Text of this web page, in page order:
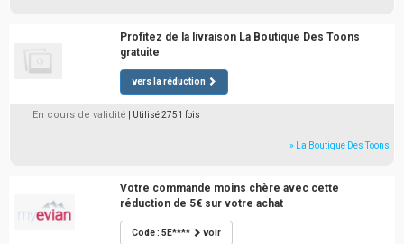
Profitez de la livraison La Boutique Des Toons
gratuite
vers la réduction
En cours de validité | Utilisé 2751 fois
» La Boutique Des Toons
Votre commande moins chère avec cette
réduction de 5€ sur votre achat
Code : 5E**** voir